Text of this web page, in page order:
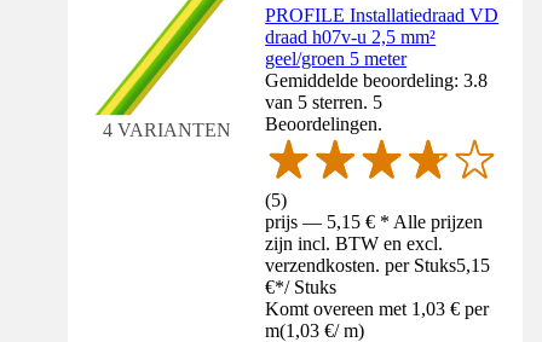
4 VARIANTEN
PROFILE Installatiedraad VD
draad h07v-u 2,5 mm²
geel/groen 5 meter
Gemiddelde beoordeling: 3.8
van 5 sterren. 5
Beoordelingen.
(5)
prijs — 5,15 € * Alle prijzen
zijn incl. BTW en excl.
verzendkosten. per Stuks5,15
€*/ Stuks
Komt overeen met 1,03 € per
m(1,03 €/ m)